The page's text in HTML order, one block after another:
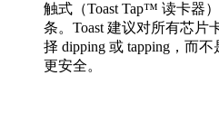
触式（Toast Tap™ 读卡器
条。Toast 建议对所有芯片
择 dipping 或 tapping，而
更安全。